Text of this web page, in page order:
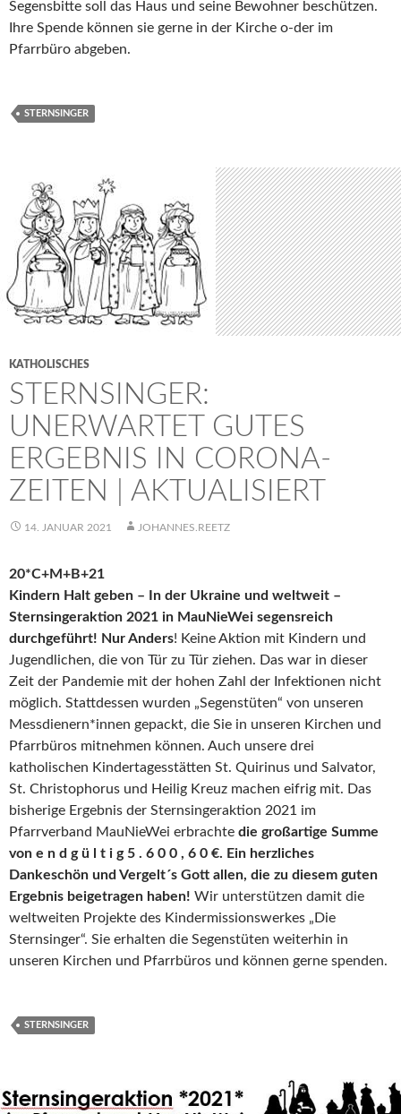
Segensbitte soll das Haus und seine Bewohner beschützen.
Ihre Spende können sie gerne in der Kirche o-der im
Pfarrbüro abgeben.
STERNSINGER
KATHOLISCHES
STERNSINGER:
UNERWARTET GUTES
ERGEBNIS IN CORONA-
ZEITEN | AKTUALISIERT
14. JANUAR 2021 JOHANNES.REETZ
20*C+M+B+21
Kindern Halt geben – In der Ukraine und weltweit –
Sternsingeraktion 2021 in MauNieWei segensreich
durchgeführt! Nur Anders! Keine Aktion mit Kindern und
Jugendlichen, die von Tür zu Tür ziehen. Das war in dieser
Zeit der Pandemie mit der hohen Zahl der Infektionen nicht
möglich. Stattdessen wurden „Segenstüten“ von unseren
Messdienern*innen gepackt, die Sie in unseren Kirchen und
Pfarrbüros mitnehmen können. Auch unsere drei
katholischen Kindertagesstätten St. Quirinus und Salvator,
St. Christophorus und Heilig Kreuz machen eifrig mit. Das
bisherige Ergebnis der Sternsingeraktion 2021 im
Pfarrverband MauNieWei erbrachte die großartige Summe
von e n d g ü l t i g 5 . 6 0 0 , 6 0 €. Ein herzliches
Dankeschön und Vergelt´s Gott allen, die zu diesem guten
Ergebnis beigetragen haben! Wir unterstützen damit die
weltweiten Projekte des Kindermissionswerkes „Die
Sternsinger“. Sie erhalten die Segenstüten weiterhin in
unseren Kirchen und Pfarrbüros und können gerne spenden.
STERNSINGER